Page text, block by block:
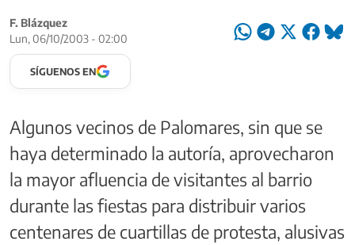
F. Blázquez
Lun, 06/10/2003 - 02:00
SÍGUENOS EN
Algunos vecinos de Palomares, sin que se
haya determinado la autoría, aprovecharon
la mayor afluencia de visitantes al barrio
durante las fiestas para distribuir varios
centenares de cuartillas de protesta, alusivas